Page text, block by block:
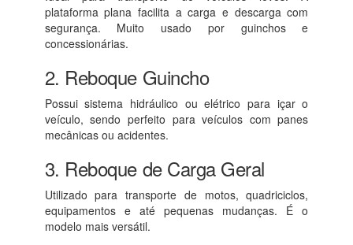
plataforma plana facilita a carga e descarga com
segurança. Muito usado por guinchos e
concessionárias.
2. Reboque Guincho
Possui sistema hidráulico ou elétrico para içar o
veículo, sendo perfeito para veículos com panes
mecânicas ou acidentes.
3. Reboque de Carga Geral
Utilizado para transporte de motos, quadriciclos,
equipamentos e até pequenas mudanças. É o
modelo mais versátil.